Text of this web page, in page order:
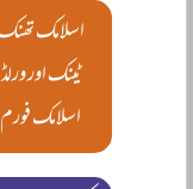
اسلامک تھنک
ٹینک اور ورلڈ
اسلامک فورم